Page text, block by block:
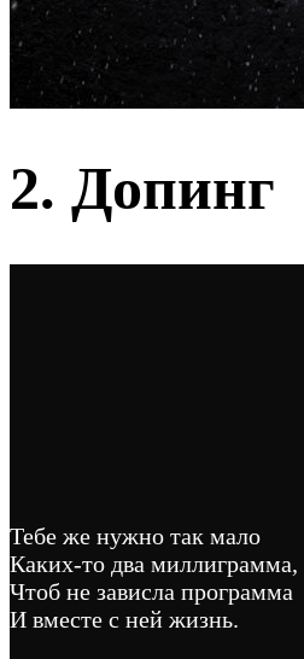
2. Допинг
Тебе же нужно так мало
Каких-то два миллиграмма,
Чтоб не зависла программа
И вместе с ней жизнь.